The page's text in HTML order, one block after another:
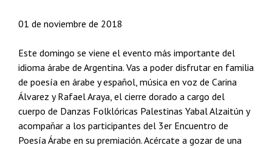
01 de noviembre de 2018
Este domingo se viene el evento más importante del
idioma árabe de Argentina. Vas a poder disfrutar en familia
de poesía en árabe y español, música en voz de Carina
Álvarez y Rafael Araya, el cierre dorado a cargo del
cuerpo de Danzas Folklóricas Palestinas Yabal Alzaitún y
acompañar a los participantes del 3er Encuentro de
Poesía Árabe en su premiación. Acércate a gozar de una